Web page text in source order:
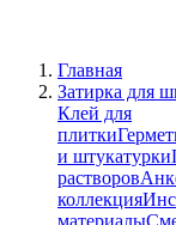
Главная
Затирка для
Клей для
плитки
и штукатурки
растворов
коллекция